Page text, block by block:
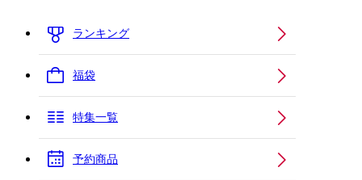
ランキング
福袋
特集一覧
予約商品